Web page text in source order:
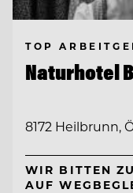
TOP
Naturhotel
8172 Heilbrunn,
WIR BITTEN
AUF